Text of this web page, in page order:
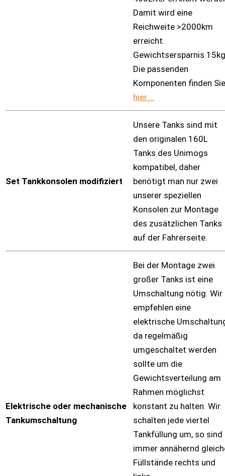
Damit wird eine
Reichweite >2000km
erreicht.
Gewichtsersparnis 15kg
Die passenden
Komponenten finden Sie
hier….
Set Tankkonsolen modifiziert
Unsere Tanks sind mit
den originalen 160L
Tanks des Unimogs
kompatibel, daher
benötigt man nur zwei
unserer speziellen
Konsolen zur Montage
des zusätzlichen Tanks
auf der Fahrerseite.
Elektrische oder mechanische
Tankumschaltung
Bei der Montage zwei
großer Tanks ist eine
Umschaltung nötig. Wir
empfehlen eine
elektrische
da regelmäßig
umgeschaltet werden
sollte um die
Gewichtsverteilung am
Rahmen möglichst
konstant zu halten. Wir
schalten jede viertel
Tankfüllung um, so sind
immer annähernd
Füllstände rechts und